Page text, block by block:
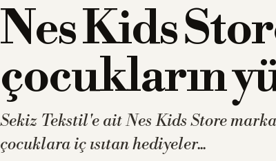
Nes Kids
çocukların
Sekiz Tekstil'e ait Nes Kids Store
çocuklara iç ısıtan hediyeler...